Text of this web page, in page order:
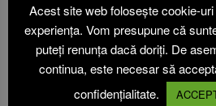
Publicatie casatorie 28 iulie
Anunt PUZ Etapa 1 Beica 24
Anunt PUZ Etapa 2 ABI
iulie 2026
Acest site web folosește cookie-
experiența. Vom presupune că
puteți renunța dacă doriți. De
continua, este necesar să
confidențialitate.